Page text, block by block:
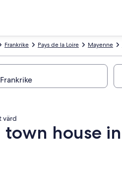
Mayenne
Pays de la Loire
Frankrike
värd
town house